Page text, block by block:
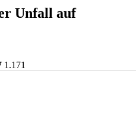
Unfall auf
1.171